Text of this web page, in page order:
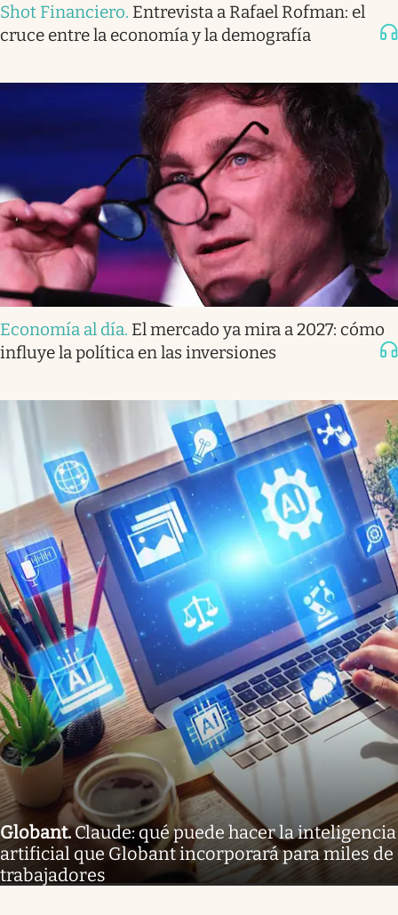
Shot Financiero. Entrevista a Rafael Rofman: el
cruce entre la economía y la demografía
Economía al día. El mercado ya mira a 2027: cómo
influye la política en las inversiones
Globant.Claude: qué puede hacer la inteligencia
artificial que Globant incorporará para miles de
trabajadores